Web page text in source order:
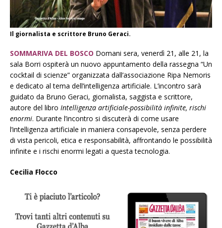
Il giornalista e scrittore Bruno Geraci.
SOMMARIVA DEL BOSCO Domani sera, venerdì 21, alle 21, la
sala Borri ospiterà un nuovo appuntamento della rassegna “Un
cocktail di scienze” organizzata dall’associazione Ripa Nemoris
e dedicato al tema dell’intelligenza artificiale. L’incontro sarà
guidato da Bruno Geraci, giornalista, saggista e scrittore,
autore del libro Intelligenza artificiale-possibilità infinite, rischi
enormi. Durante l’incontro si discuterà di come usare
l’intelligenza artificiale in maniera consapevole, senza perdere
di vista pericoli, etica e responsabilità, affrontando le possibilità
infinite e i rischi enormi legati a questa tecnologia.
Cecilia Flocco